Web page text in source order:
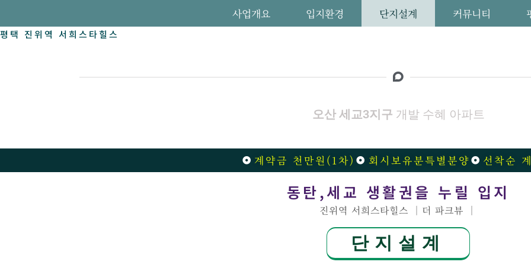
사업개요 입지환경 단지설계 커뮤니티
평택 진위역 서희스타힐스
오산 세교3지구 개발 수혜 아파트
계약금 천만원(1차) 회시보유분특별분양 선착순
동탄,세교 생활권을 누릴 입지
진위역 서희스타힐스 │더 파크뷰 │
단지설계